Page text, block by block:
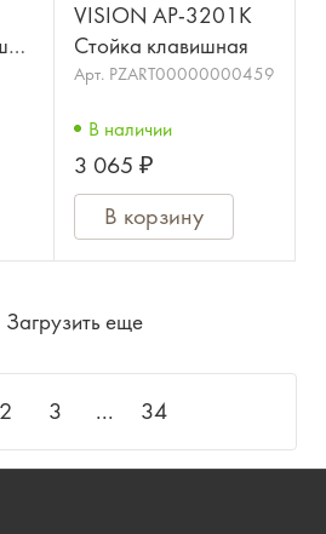
с
VISION AP-3201К
Стойка клавишная
Арт. PZART00000000459
В наличии
3 065 ₽
В корзину
Загрузить еще
2 3 ... 34